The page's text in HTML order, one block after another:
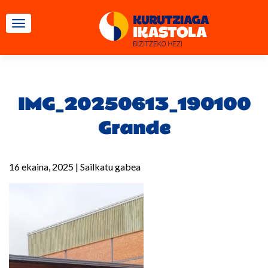
TOGGLE NAVIGATION
IMG_20250613_190100
Grande
16 ekaina, 2025 | Sailkatu gabea